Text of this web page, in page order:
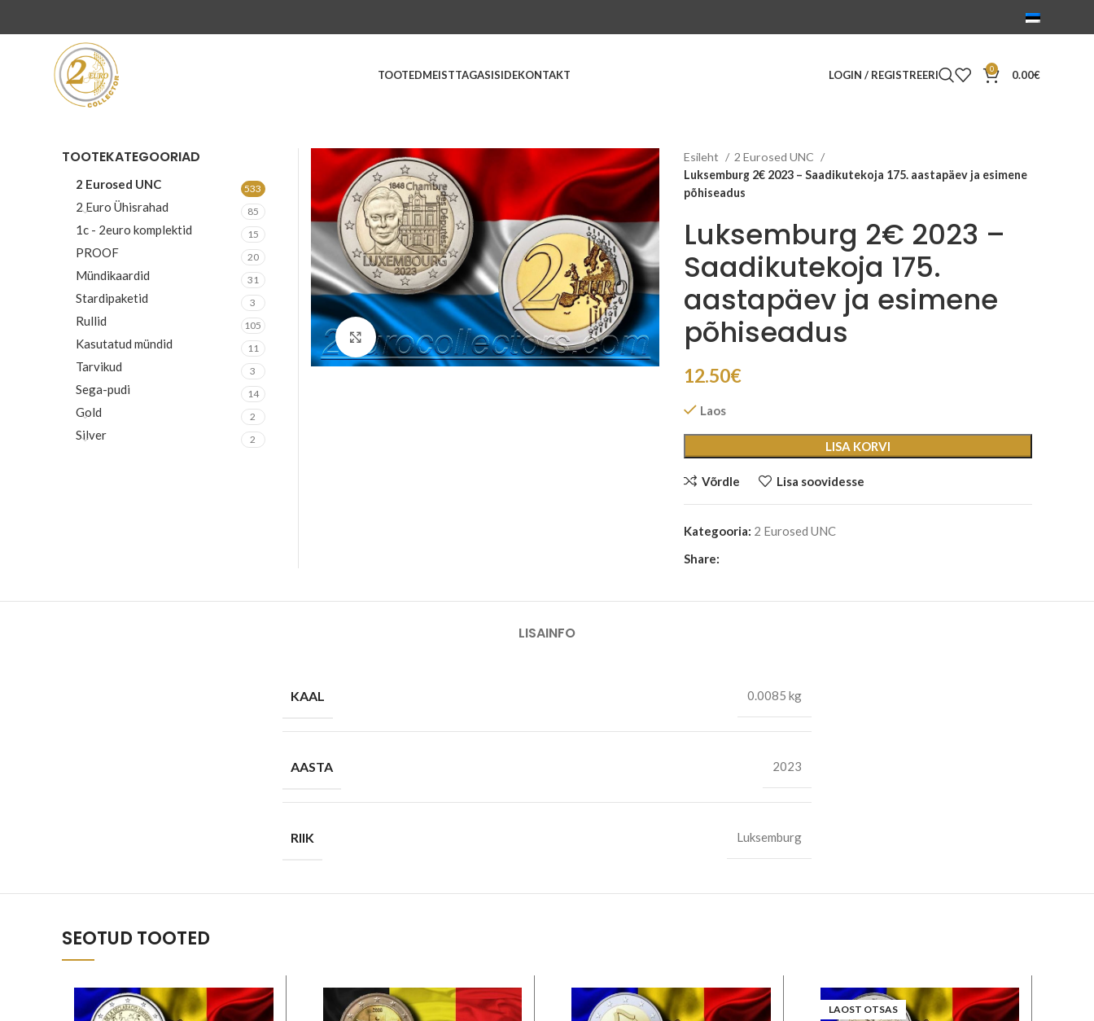
TOOTEDMEISTTAGASISIDEKONTAKT LOGIN / REGISTREERI 0 0.00€
Suurenda
Esileht
2 Eurosed UNC
Luksemburg 2€ 2023 – Saadikutekoja 175. aastapäev ja esimene
põhiseadus
Luksemburg 2€ 2023 –
Saadikutekoja 175.
aastapäev ja esimene
põhiseadus
12.50€
Laos
LISA KORVI
Võrdle Lisa soovidesse
Kategooria: 2 Eurosed UNC
Share:
TOOTEKATEGOORIAD
2 Eurosed UNC 533
2 Euro Ühisrahad 85
1c - 2euro komplektid 15
PROOF 20
Mündikaardid 31
Stardipaketid 3
Rullid 105
Kasutatud mündid 11
Tarvikud 3
Sega-pudi 14
Gold 2
Silver 2
LISAINFO
KAAL 0.0085 kg
AASTA 2023
RIIK Luksemburg
SEOTUD TOOTED
LAOST OTSAS